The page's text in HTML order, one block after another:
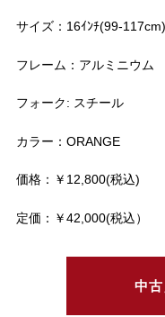
サイズ：16ｲﾝﾁ(99-117cm)
フレーム：アルミニウム
フォーク: スチール
カラー：ORANGE
価格：￥12,800(税込)
定価：￥42,000(税込）
中